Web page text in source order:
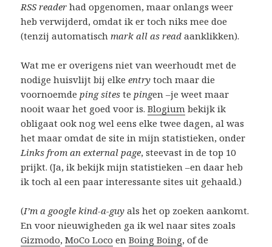
RSS reader had opgenomen, maar onlangs weer
heb verwijderd, omdat ik er toch niks mee doe
(tenzij automatischmark all as read aanklikken).
Wat me er overigens niet van weerhoudt met de
nodige huisvlijt bij elkeentry toch maar die
voornoemdeping sites tepingen –je weet maar
nooit waar het goed voor is.Blogium bekijk ik
obligaat ook nog wel eens elke twee dagen, al was
het maar omdat de site in mijn statistieken, onder
Links from an external page, steevast in de top 10
prijkt. (Ja, ik bekijk mijn statistieken –en daar heb
ik toch al een paar interessante sites uit gehaald.)
(I’m a google kind-a-guy als het op zoeken aankomt.
En voor nieuwigheden ga ik wel naar sites zoals
Gizmodo,MoCo Loco enBoing Boing, of de